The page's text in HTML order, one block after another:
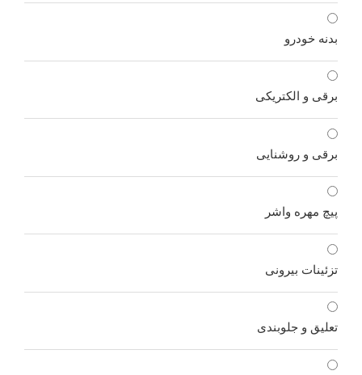
بدنه خودرو
برقی و الکتریکی
برقی و روشنایی
پیچ مهره واشر
تزئینات بیرونی
تعلیق و جلوبندی